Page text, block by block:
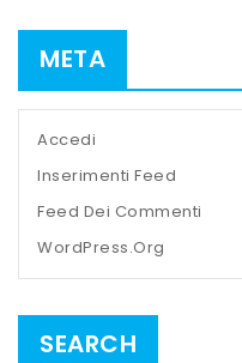
META
Accedi
Inserimenti Feed
Feed Dei Commenti
WordPress.org
SEARCH